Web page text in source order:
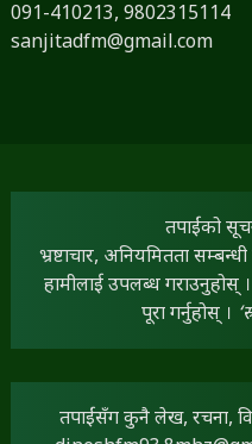
091-410213, 9802315114
sanjitadfm@gmail.com
तपाईंको
भ्रष्टाचार, अनियमितता
हामीलाई उपलब्ध गराउनुहोस्
पूरा गर्नुहोस् ।
तपाईंसँग कुनै लेख, रचना,